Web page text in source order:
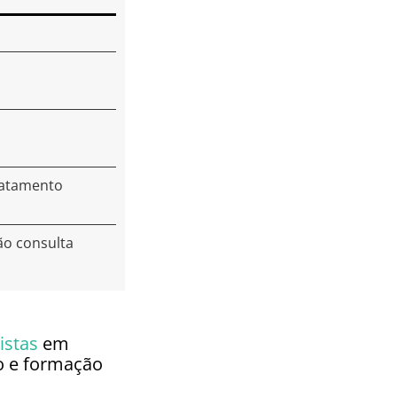
consulta
em
e formação